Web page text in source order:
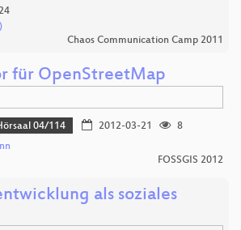
Chaos Communication Camp 2011
für OpenStreetMap
04/114 2012-03-21
8
FOSSGIS 2012
als soziales